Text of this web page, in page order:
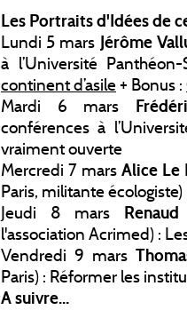
Les Portraits d'Idées de
Lundi 5 mars Jérôme
à l’Université
continent d’asile+ Bonus :
Mardi 6 mars
conférences à
vraiment ouverte
Mercredi 7 mars Alice Le
Paris, militante
Jeudi 8 mars
l'association Acrimed) :
Vendredi 9 mars
Paris) : Réformer les
A suivre...